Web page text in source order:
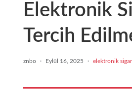
Elektronik
Tercih
znbo · Eylül 16, 2025 · elektronik